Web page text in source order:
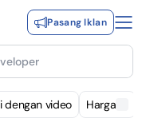
Pasang Iklan
dengan video Harga